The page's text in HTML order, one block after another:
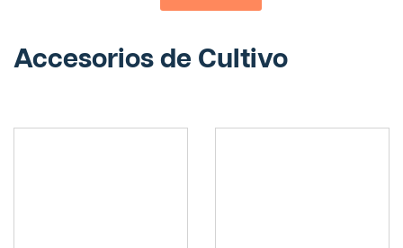
Accesorios de Cultivo